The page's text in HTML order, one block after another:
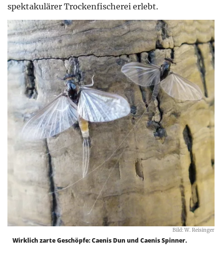
spektakulärer Trockenfischerei erlebt.
Bild: W. Reisinger
Wirklich zarte Geschöpfe: Caenis Dun und Caenis Spinner.